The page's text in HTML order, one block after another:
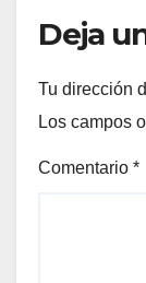
Deja
Tu dirección
Los campos
Comentario *